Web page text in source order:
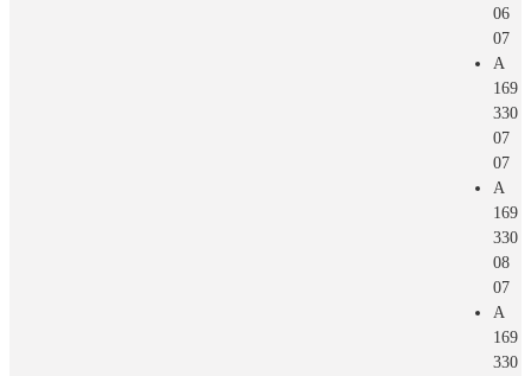
06
07
A
169
330
07
07
A
169
330
08
07
A
169
330